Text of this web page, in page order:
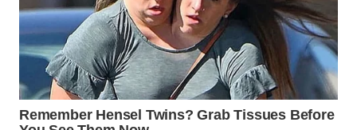
WAHANANEWS
ID
WAHANANEWS
CO ID